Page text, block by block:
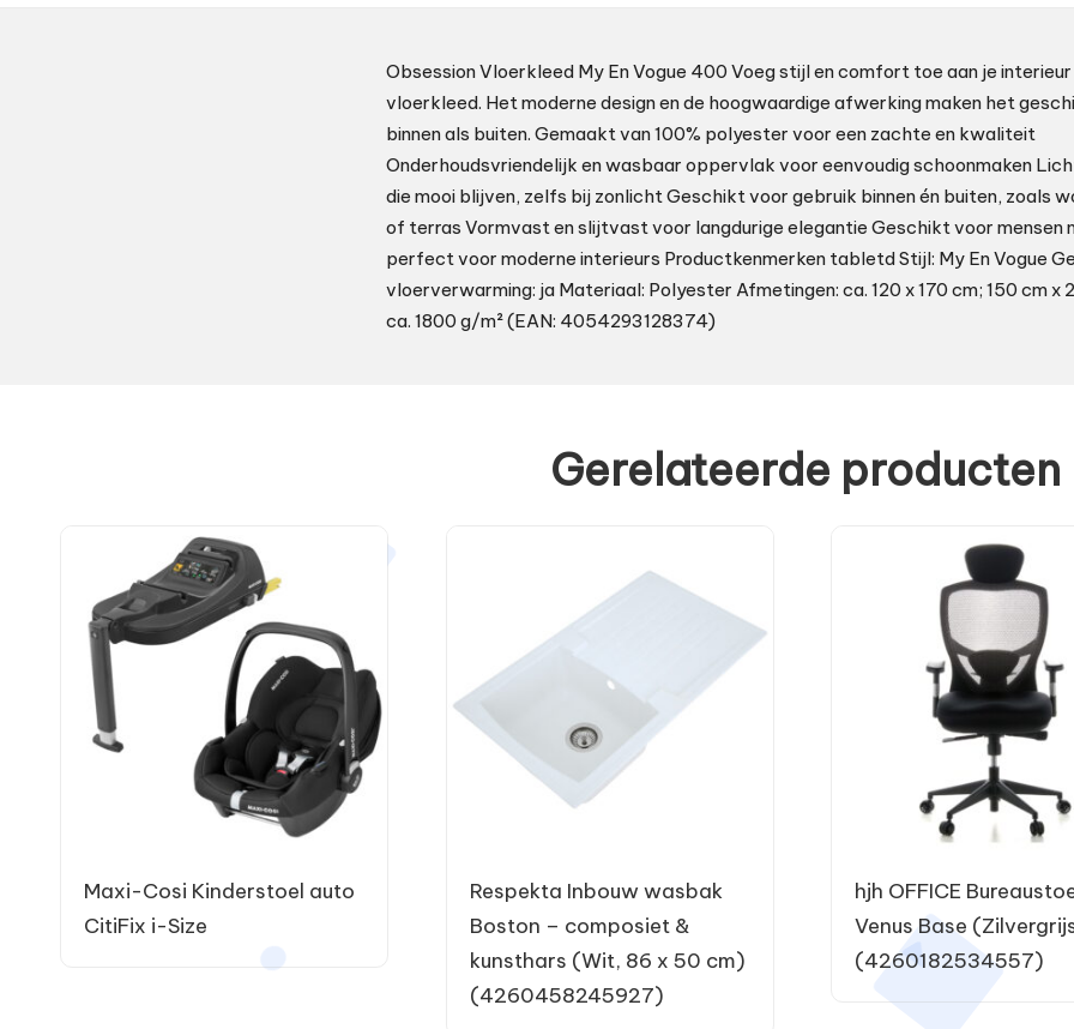
Obsession Vloerkleed My En Vogue 400 Voeg stijl en comfort toe aan je
vloerkleed. Het moderne design en de hoogwaardige afwerking maken het
binnen als buiten. Gemaakt van 100% polyester voor een zachte en kwaliteit
Onderhoudsvriendelijk en wasbaar oppervlak voor eenvoudig schoonmaken
die mooi blijven, zelfs bij zonlicht Geschikt voor gebruik binnen én buiten, zoals
of terras Vormvast en slijtvast voor langdurige elegantie Geschikt voor mensen
perfect voor moderne interieurs Productkenmerken tabletd Stijl: My En Vogue
vloerverwarming: ja Materiaal: Polyester Afmetingen: ca. 120 x 170 cm; 150 cm x
ca. 1800 g/m² (EAN: 4054293128374)
Gerelateerde producten
Maxi-Cosi Kinderstoel auto
CitiFix i-Size
Respekta Inbouw wasbak
Boston – composiet &
kunsthars (Wit, 86 x 50 cm)
(4260458245927)
hjh OFFICE
Venus Base
(4260182534557)